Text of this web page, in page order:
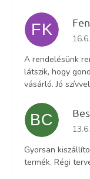
FK Az
A rendelésünk
látszik, hogy
vásárló. Jó
BC Az
Gyorsan
termék. Régi